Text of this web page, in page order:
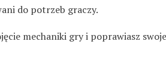
do potrzeb graczy.
mechaniki gry i poprawiasz